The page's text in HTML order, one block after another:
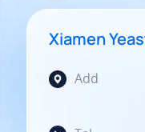
Xiamen
Add